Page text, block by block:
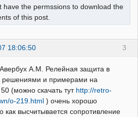
have the permssions to download the
of this post.
3
18:06:50
А.М. Релейная защита в
решениями и примерами на
(можно скачать тут http://retro-
o-219.html ) очень хорошо
как высчитывается сопротивление